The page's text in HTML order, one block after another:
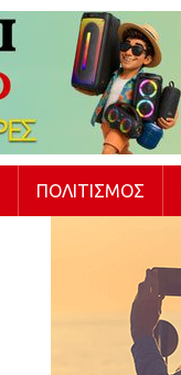
ΠΟΛΙΤΙΣΜΌΣ